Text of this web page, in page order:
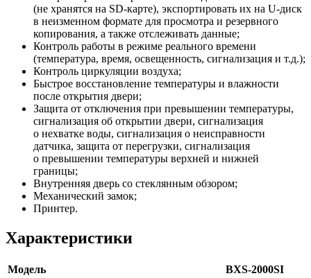
(не хранятся на SD-карте), экспортировать их на U-диск
в неизменном формате для просмотра и резервного
копирования, а также отслеживать данные;
Контроль работы в режиме реального времени
(температура, время, освещенность, сигнализация и т.д.);
Контроль циркуляции воздуха;
Быстрое восстановление температуры и влажности
после открытия двери;
Защита от отключения при превышении температуры,
сигнализация об открытии двери, сигнализация
о нехватке воды, сигнализация о неисправности
датчика, защита от перегрузки, сигнализация
о превышении температуры верхней и нижней
границы;
Внутренняя дверь со стеклянным обзором;
Механический замок;
Принтер.
Характеристики
Модель
BXS-2000SI